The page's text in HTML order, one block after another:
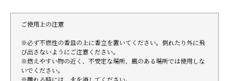
ご使用上の注意
※必ず不燃性の香皿の上に香立を置いてください。倒れたり外に飛
び出さないようにご注意ください。
※燃えやすい物の近く、不安定な場所、風のある場所では使用しな
いでください。
※離れる時には、火を消してください。